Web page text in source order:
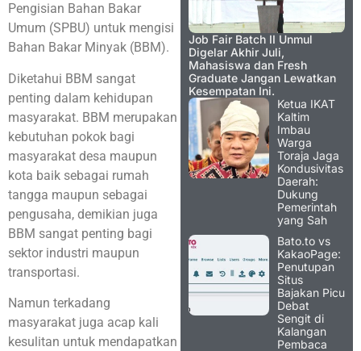
Pengisian Bahan Bakar
Umum (SPBU) untuk mengisi
Bahan Bakar Minyak (BBM).
Diketahui BBM sangat
penting dalam kehidupan
masyarakat. BBM merupakan
kebutuhan pokok bagi
masyarakat desa maupun
kota baik sebagai rumah
tangga maupun sebagai
pengusaha, demikian juga
BBM sangat penting bagi
sektor industri maupun
transportasi.
Namun terkadang
masyarakat juga acap kali
kesulitan untuk mendapatkan
Job Fair Batch II Unmul
Digelar Akhir Juli,
Mahasiswa dan Fresh
Graduate Jangan Lewatkan
Kesempatan Ini.
Ketua IKAT
Kaltim
Imbau
Warga
Toraja Jaga
Kondusivitas
Daerah:
Dukung
Pemerintah
yang Sah
Bato.to vs
KakaoPage:
Penutupan
Situs
Bajakan Picu
Debat
Sengit di
Kalangan
Pembaca